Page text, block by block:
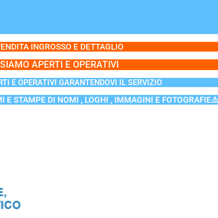
INGROSSO E DETTAGLIO
SIAMO APERTI E OPERATIVI
E OPERATIVI GARANTENDOVI IL SERVIZIO
E STAMPE DI NOMI , LOGHI , IMMAGINI E